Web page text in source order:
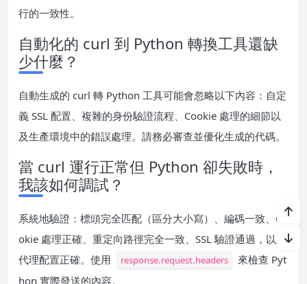
行的一致性。
自動化的 curl 到 Python 轉換工具還缺
少什麼？
自動生成的 curl 轉 Python 工具可能會忽略以下內容：自定
義 SSL 配置、複雜的身份驗證流程、Cookie 處理的細節以
及生產環境中的錯誤處理。請務必審查並優化生成的代碼。
當 curl 運行正常但 Python 卻失敗時，
我該如何調試？
系統地驗證：標頭完全匹配（區分大小寫）、編碼一致、Co
okie 處理正確、重定向路徑完全一致、SSL 驗證通過，以及
代理配置正確。使用
response.request.headers
來檢查 Pyt
hon 實際發送的內容。